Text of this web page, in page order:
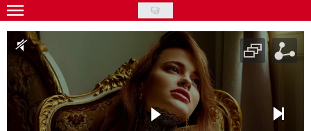
Skip
to
main
content
Gwiazdy
Ludzie
Moda
Uroda